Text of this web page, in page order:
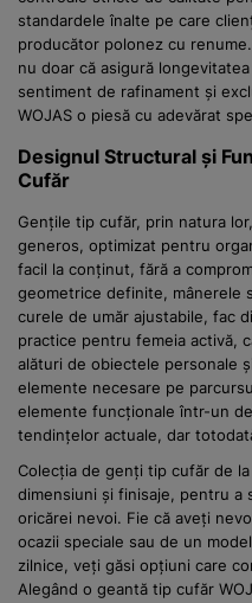
standardele înalte pe care
producător polonez cu
nu doar că asigură
sentiment de rafinament și
WOJAS o piesă cu adevărat
Designul Structural și
Cufăr
Gențile tip cufăr, prin natura
generos, optimizat pentru
facil la conținut, fără a
geometrice definite, mânerele
curele de umăr ajustabile, fac
practice pentru femeia activă,
alături de obiectele personale
elemente necesare pe
elemente funcționale într-un
tendințelor actuale, dar
Colecția de genți tip cufăr de
dimensiuni și finisaje, pentru
oricărei nevoi. Fie că aveți
ocazii speciale sau de un
zilnice, veți găsi opțiuni care
Alegând o geantă tip cufăr